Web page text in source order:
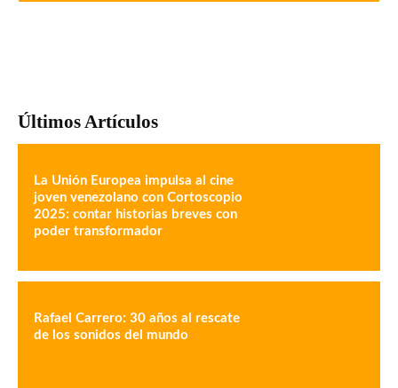
Últimos Artículos
La Unión Europea impulsa al cine
joven venezolano con Cortoscopio
2025: contar historias breves con
poder transformador
Rafael Carrero: 30 años al rescate
de los sonidos del mundo